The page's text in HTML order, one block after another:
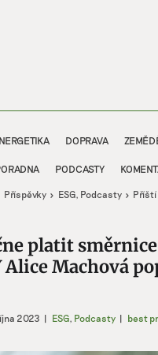
DOPRAVA
PODCASTY
Příspěvky ESG Podcasty Příští
platit
Machová
2023 | ESG, Podcasty | best